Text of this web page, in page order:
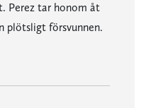
Perez tar honom åt
plötsligt försvunnen.